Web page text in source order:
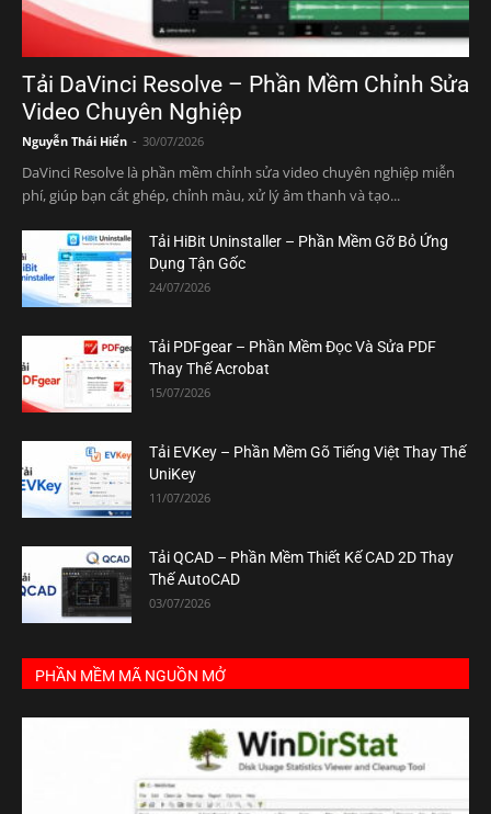
Tải DaVinci Resolve – Phần Mềm Chỉnh Sửa
Video Chuyên Nghiệp
Nguyễn Thái Hiển - 30/07/2026
DaVinci Resolve là phần mềm chỉnh sửa video chuyên nghiệp miễn
phí, giúp bạn cắt ghép, chỉnh màu, xử lý âm thanh và tạo...
Tải HiBit Uninstaller – Phần Mềm Gỡ Bỏ Ứng
Dụng Tận Gốc
24/07/2026
Tải PDFgear – Phần Mềm Đọc Và Sửa PDF
Thay Thế Acrobat
15/07/2026
Tải EVKey – Phần Mềm Gõ Tiếng Việt Thay Thế
UniKey
11/07/2026
Tải QCAD – Phần Mềm Thiết Kế CAD 2D Thay
Thế AutoCAD
03/07/2026
PHẦN MỀM MÃ NGUỒN MỞ